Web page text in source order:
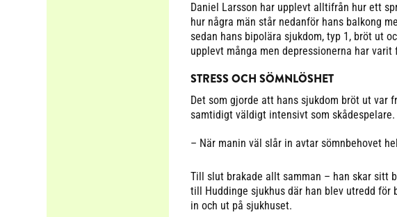
Daniel Larsson har upplevt alltifrån hur ett
hur några män står nedanför hans balkong
sedan hans bipolära sjukdom, typ 1, bröt ut
upplevt många men depressionerna har varit
STRESS OCH SÖMNLÖSHET
Det som gjorde att hans sjukdom bröt ut var
samtidigt väldigt intensivt som
– När manin väl slår in avtar sömnbehovet
Till slut brakade allt samman – han skar sitt
till Huddinge sjukhus där han blev utredd för
in och ut på sjukhuset.